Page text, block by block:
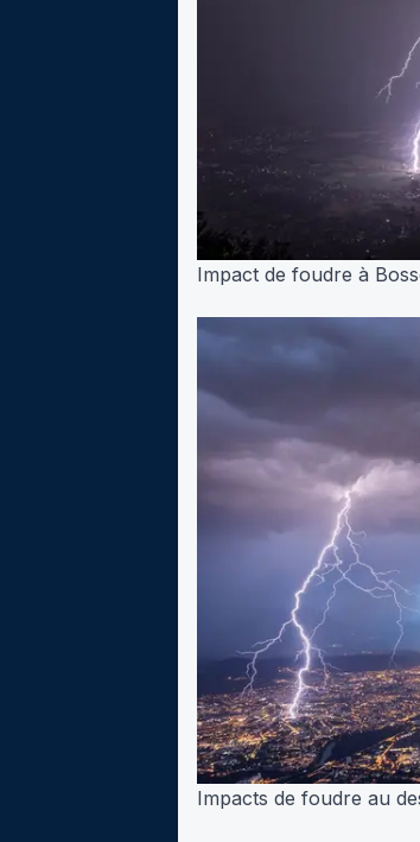
Impact de foudre à
Impacts de foudre au